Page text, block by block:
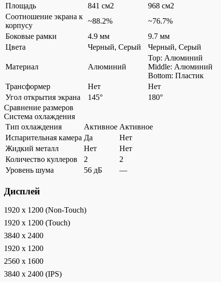
Площадь
841 см2
968 см2
Соотношение экрана к
корпусу
~88.2%
~76.7%
Боковые рамки
4.9 мм
9.7 мм
Цвета
Черный, Серый Черный, Серый
Материал Алюминий
Top: Алюминий
Middle: Алюминий
Bottom: Пластик
Трансформер
Нет
Нет
Угол открытия экрана
145°
180°
Сравнение размеров
Система охлаждения
Тип охлаждения
Активное Активное
Испарительная камера Да
Нет
Жидкий металл
Нет
Нет
Количество куллеров
2
2
Уровень шума
56 дБ —
Дисплей
1920 x 1200 (Non-Touch)
1920 x 1200 (Touch)
3840 x 2400
1920 x 1200
2560 x 1600
3840 x 2400 (IPS)